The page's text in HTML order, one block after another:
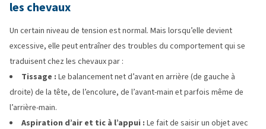
les chevaux
Un certain niveau de tension est normal. Mais lorsqu’elle devient
excessive, elle peut entraîner des troubles du comportement qui se
traduisent chez les chevaux par :
Tissage : Le balancement net d’avant en arrière (de gauche à
droite) de la tête, de l’encolure, de l’avant-main et parfois même de
l’arrière-main.
Aspiration d’air et tic à l’appui : Le fait de saisir un objet avec